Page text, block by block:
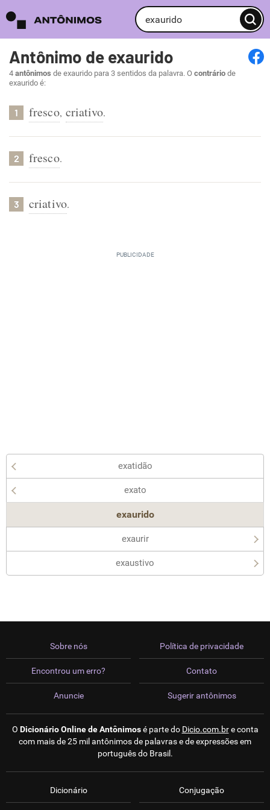
Antônimo de exaurido
4 antônimos de exaurido para 3 sentidos da palavra. O contrário de
exaurido é:
1 fresco, criativo.
2 fresco.
3 criativo.
exatidão
exato
exaurido
exaurir
exaustivo
Sobre nós
Encontrou um erro?
Anuncie
Política de privacidade
Contato
Sugerir antônimos
O Dicionário Online de Antônimosé parte do Dicio.com.bre conta
com mais de 25 mil antônimos de palavras e de expressões em
português do Brasil.
Dicionário Conjugação